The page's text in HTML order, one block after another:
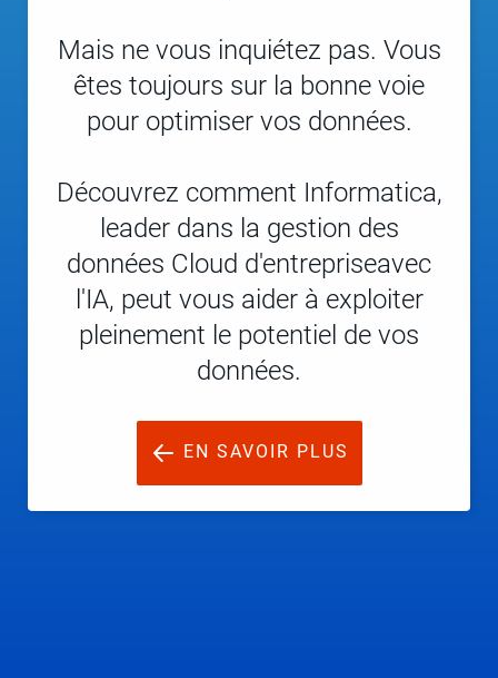
Mais ne vous inquiétez pas. Vous
êtes toujours sur la bonne voie
pour optimiser vos données.
Découvrez comment Informatica,
leader dans la gestion des
données Cloud d'entrepriseavec
l'IA, peut vous aider à exploiter
pleinement le potentiel de vos
données.
EN SAVOIR PLUS